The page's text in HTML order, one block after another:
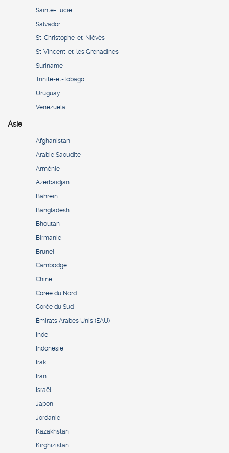
Sainte-Lucie
Salvador
St-Christophe-et-Niévès
St-Vincent-et-les Grenadines
Suriname
Trinité-et-Tobago
Uruguay
Venezuela
Asie
Afghanistan
Arabie Saoudite
Arménie
Azerbaïdjan
Bahreïn
Bangladesh
Bhoutan
Birmanie
Brunei
Cambodge
Chine
Corée du Nord
Corée du Sud
Émirats Arabes Unis (EAU)
Inde
Indonésie
Irak
Iran
Israël
Japon
Jordanie
Kazakhstan
Kirghizistan